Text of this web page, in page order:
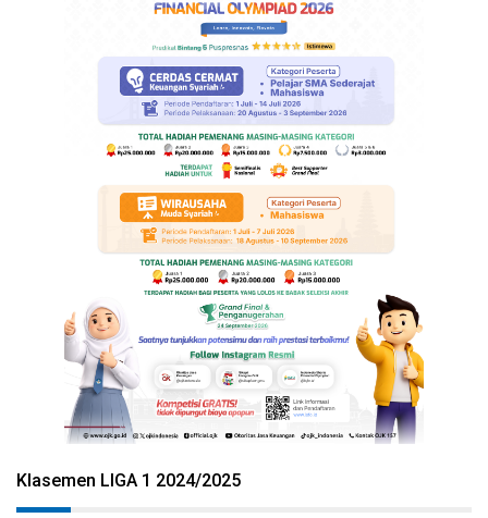
Klasemen LIGA 1 2024/2025